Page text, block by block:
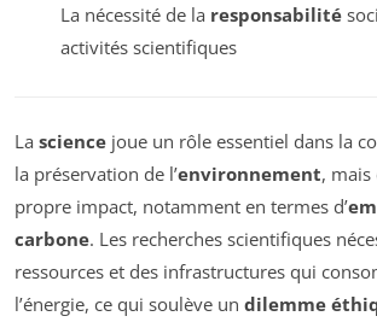
La nécessité de la responsabilité
activités scientifiques
La science joue un rôle essentiel dans la
la préservation de l’environnement, mais
propre impact, notamment en termes d’
carbone. Les recherches scientifiques
ressources et des infrastructures qui
l’énergie, ce qui soulève un dilemme